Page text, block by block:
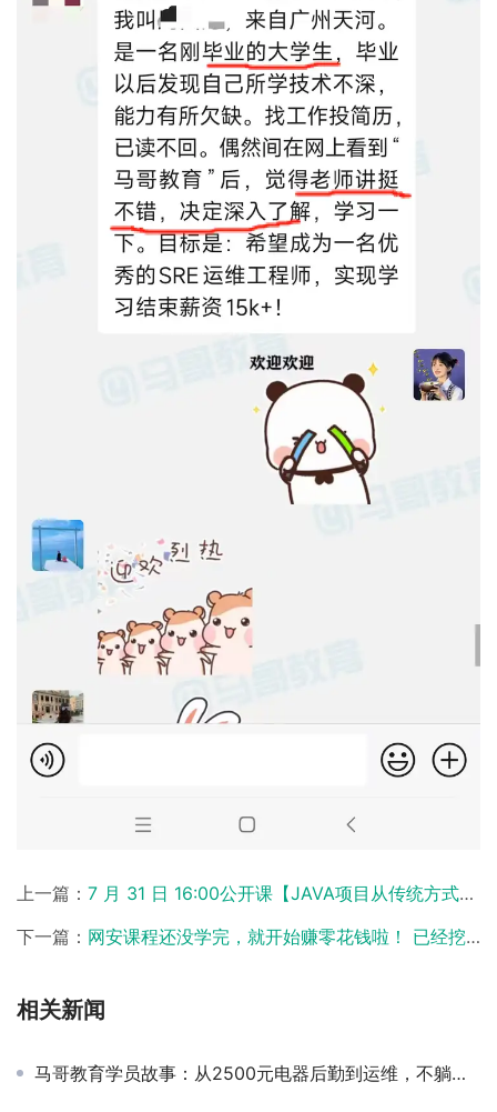
上一篇： 7 月 31 日 16:00公开课【JAVA项目从传统方式迁移到容器和k8s私有云上】
下一篇： 网安课程还没学完，就开始赚零花钱啦！ 已经挖到 9 个漏洞，妥妥的学以致用，简直不要太香！
相关新闻
马哥教育学员故事：从2500元电器后勤到运维，不躺平的青春有多美？！